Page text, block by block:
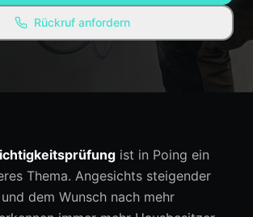
Ressourcen
Rückruf anfordern
ist in Poing ein
Thema. Angesichts steigender
dem Wunsch nach mehr